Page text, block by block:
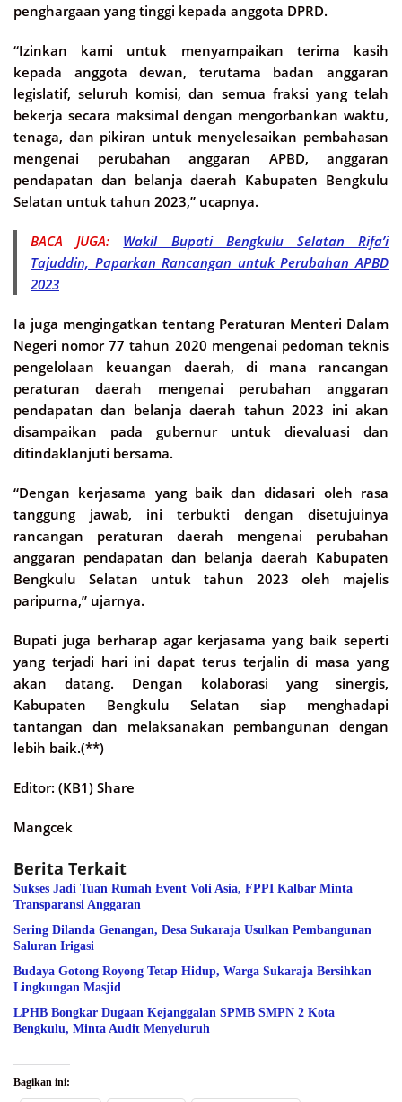
penghargaan yang tinggi kepada anggota DPRD.
“Izinkan kami untuk menyampaikan terima kasih
kepada anggota dewan, terutama badan anggaran
legislatif, seluruh komisi, dan semua fraksi yang telah
bekerja secara maksimal dengan mengorbankan waktu,
tenaga, dan pikiran untuk menyelesaikan pembahasan
mengenai perubahan anggaran APBD, anggaran
pendapatan dan belanja daerah Kabupaten Bengkulu
Selatan untuk tahun 2023,” ucapnya.
BACA JUGA: Wakil Bupati Bengkulu Selatan Rifa’i
Tajuddin, Paparkan Rancangan untuk Perubahan APBD
2023
Ia juga mengingatkan tentang Peraturan Menteri Dalam
Negeri nomor 77 tahun 2020 mengenai pedoman teknis
pengelolaan keuangan daerah, di mana rancangan
peraturan daerah mengenai perubahan anggaran
pendapatan dan belanja daerah tahun 2023 ini akan
disampaikan pada gubernur untuk dievaluasi dan
ditindaklanjuti bersama.
“Dengan kerjasama yang baik dan didasari oleh rasa
tanggung jawab, ini terbukti dengan disetujuinya
rancangan peraturan daerah mengenai perubahan
anggaran pendapatan dan belanja daerah Kabupaten
Bengkulu Selatan untuk tahun 2023 oleh majelis
paripurna,” ujarnya.
Bupati juga berharap agar kerjasama yang baik seperti
yang terjadi hari ini dapat terus terjalin di masa yang
akan datang. Dengan kolaborasi yang sinergis,
Kabupaten Bengkulu Selatan siap menghadapi
tantangan dan melaksanakan pembangunan dengan
lebih baik.(**)
Editor: (KB1) Share
Mangcek
Berita Terkait
Sukses Jadi Tuan Rumah Event Voli Asia, FPPI Kalbar Minta
Transparansi Anggaran
Sering Dilanda Genangan, Desa Sukaraja Usulkan Pembangunan
Saluran Irigasi
Budaya Gotong Royong Tetap Hidup, Warga Sukaraja Bersihkan
Lingkungan Masjid
LPHB Bongkar Dugaan Kejanggalan SPMB SMPN 2 Kota
Bengkulu, Minta Audit Menyeluruh
Bagikan ini: